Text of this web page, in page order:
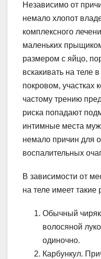
Независимо от
немало хлопот
комплексного
маленьких
размером с яйцо,
вскакивать на теле
покровом, участках
частому трению
риска попадают
интимные места
немало причин для
воспалительных
В зависимости от
на теле имеет такие
Обычный
волосяной
одиночно.
Карбункул.